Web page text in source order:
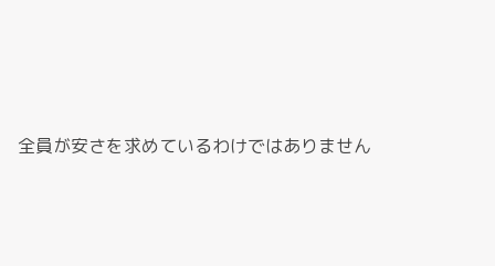
全員が安さを求めているわけではありません